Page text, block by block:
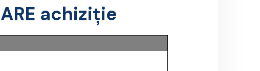
achiziție